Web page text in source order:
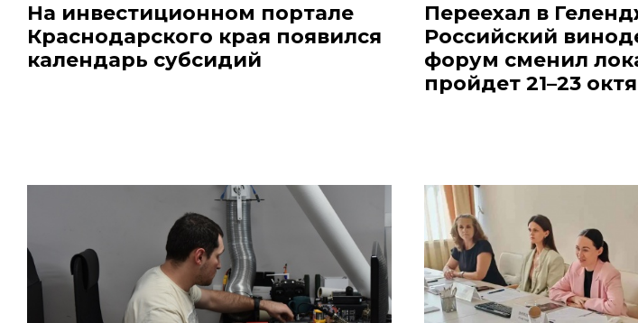
На инвестиционном портале
Краснодарского края появился
календарь субсидий
Переехал в
Российский
форум сменил
пройдет 21–23